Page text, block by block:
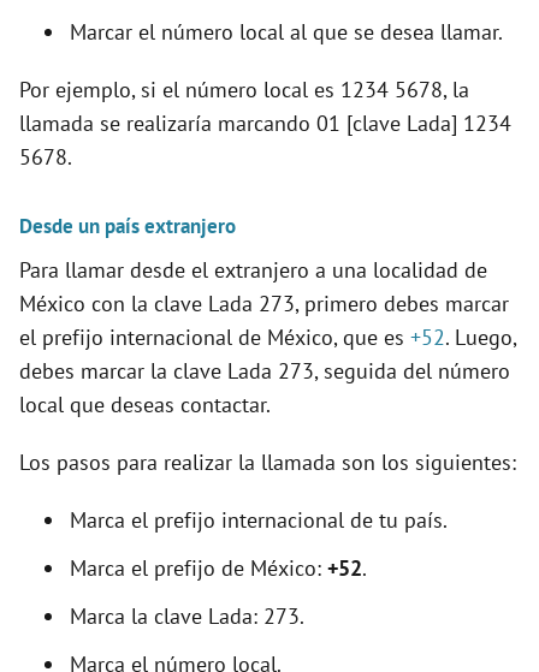
Marcar el número local al que se desea llamar.
Por ejemplo, si el número local es 1234 5678, la
llamada se realizaría marcando 01 [clave Lada] 1234
5678.
Desde un país extranjero
Para llamar desde el extranjero a una localidad de
México con la clave Lada 273, primero debes marcar
el prefijo internacional de México, que es +52. Luego,
debes marcar la clave Lada 273, seguida del número
local que deseas contactar.
Los pasos para realizar la llamada son los siguientes:
Marca el prefijo internacional de tu país.
Marca el prefijo de México: +52.
Marca la clave Lada: 273.
Marca el número local.